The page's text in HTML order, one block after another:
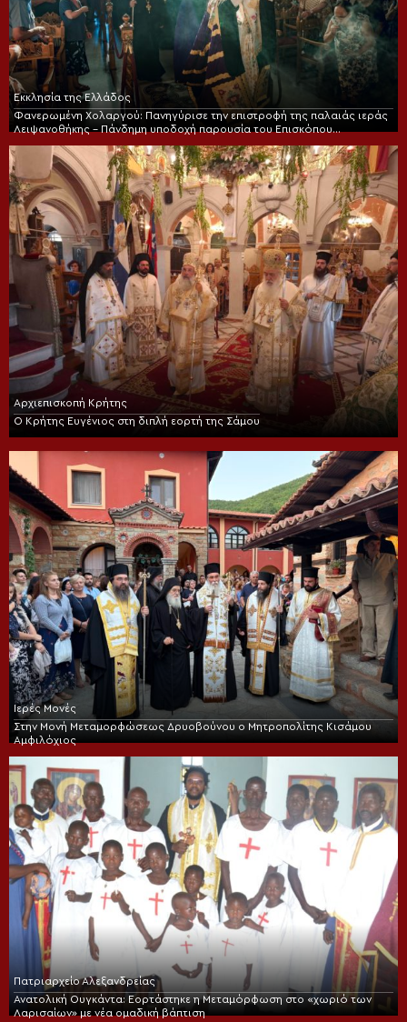
Εκκλησία της Ελλάδος
Φανερωμένη Χολαργού: Πανηγύρισε την επιστροφή της παλαιάς ιεράς
Λειψανοθήκης – Πάνδημη υποδοχή παρουσία του Επισκόπου
Αρχιεπισκοπή Κρήτης
Ο Κρήτης Ευγένιος στη διπλή εορτή της Σάμου
Ιερές Μονές
Στην Μονή Μεταμορφώσεως Δρυοβούνου ο Μητροπολίτης Κισάμου
Αμφιλόχιος
Πατριαρχείο Αλεξανδρείας
Ανατολική Ουγκάντα: Εορτάστηκε η Μεταμόρφωση στο «χωριό των
Λαρισαίων» με νέα ομαδική βάπτιση